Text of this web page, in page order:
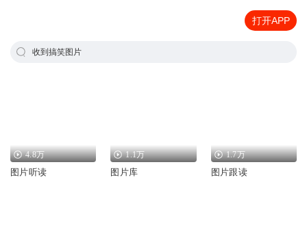
打开APP
收到搞笑图片
4.8万
图片听读
1.1万
图片库
1.7万
图片跟读